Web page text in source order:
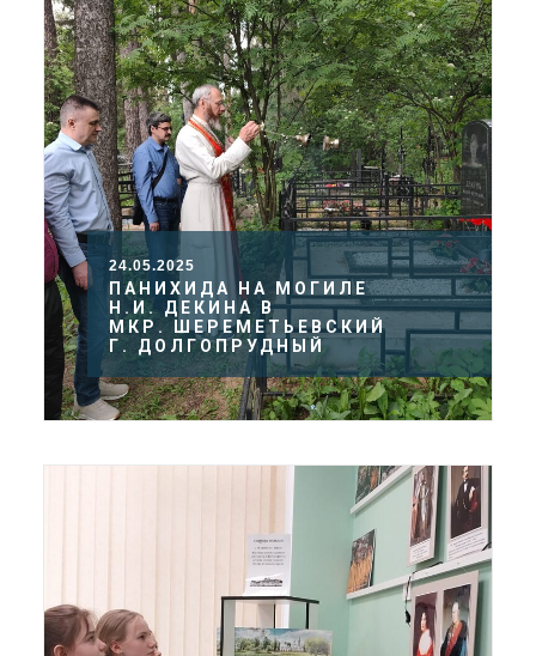
24.05.2025
ПАНИХИДА НА МОГИЛЕ
Н.И. ДЕКИНА В
МКР. ШЕРЕМЕТЬЕВСКИЙ
Г. ДОЛГОПРУДНЫЙ